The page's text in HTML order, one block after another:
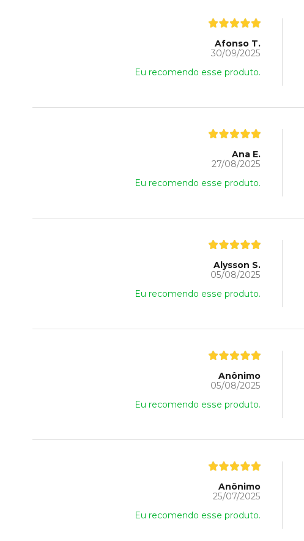
Afonso T.
30/09/2025
Eu recomendo esse produto.
Ana E.
27/08/2025
Eu recomendo esse produto.
Alysson S.
05/08/2025
Eu recomendo esse produto.
Anônimo
05/08/2025
Eu recomendo esse produto.
Anônimo
25/07/2025
Eu recomendo esse produto.